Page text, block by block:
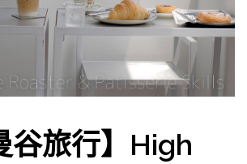
谷旅行】High